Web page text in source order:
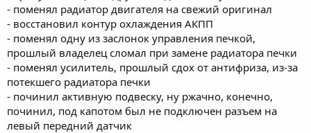
- поменял радиатор двигателя на свежий оригинал
- восстановил контур охлаждения АКПП
- поменял одну из заслонок управления печкой,
прошлый владелец сломал при замене радиатора печки
- поменял усилитель, прошлый сдох от антифриза, из-за
потекшего радиатора печки
- починил активную подвеску, ну ржачно, конечно,
починил, под капотом был не подключен разъем на
левый передний датчик